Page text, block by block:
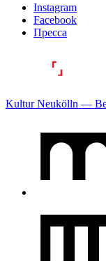
Instagram
Facebook
Пресса
Kultur Neukölln —